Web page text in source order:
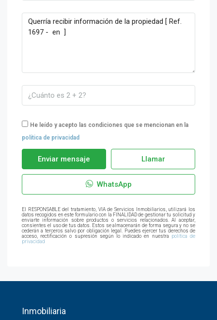
He leído y acepto las condiciones que se mencionan en la
política de privacidad
Enviar mensaje Llamar
WhatsApp
El RESPONSABLE del tratamiento, VIA de Servicios Inmobiliarios, utilizará los
datos recogidos en este formulario con la FINALIDAD de gestionar tu solicitud y
enviarte información sobre productos o servicios relacionados. Al aceptar,
consientes el uso de tus datos. Estos se almacenarán de forma segura y no se
cederán a terceros salvo por obligación legal. Puedes ejercer tus derechos de
acceso, rectificación o supresión según lo indicado en nuestra
política de
privacidad
Inmobiliaria